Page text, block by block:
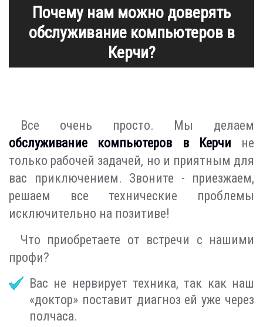
Почему нам можно доверять
обслуживание компьютеров в
Керчи?
Все очень просто. Мы делаем
обслуживание компьютеров в Керчи не
только рабочей задачей, но и приятным для
вас приключением. Звоните - приезжаем,
решаем все технические проблемы
исключительно на позитиве!
Что приобретаете от встречи с нашими
профи?
Вас не нервирует техника, так как наш
«доктор» поставит диагноз ей уже через
полчаса.